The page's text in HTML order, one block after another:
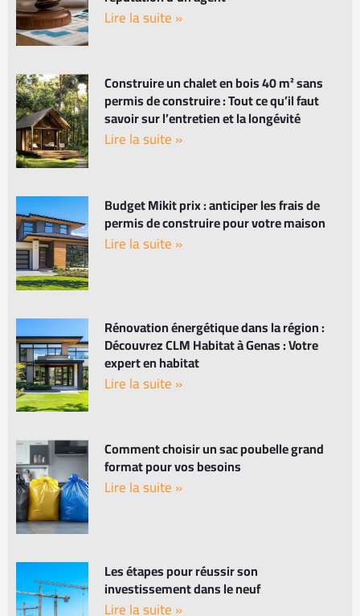
Lire la suite »
Construire un chalet en bois 40 m² sans
permis de construire : Tout ce qu’il faut
savoir sur l’entretien et la longévité
Lire la suite »
Budget Mikit prix : anticiper les frais de
permis de construire pour votre maison
Lire la suite »
Rénovation énergétique dans la région :
Découvrez CLM Habitat à Genas : Votre
expert en habitat
Lire la suite »
Comment choisir un sac poubelle grand
format pour vos besoins
Lire la suite »
Les étapes pour réussir son
investissement dans le neuf
Lire la suite »